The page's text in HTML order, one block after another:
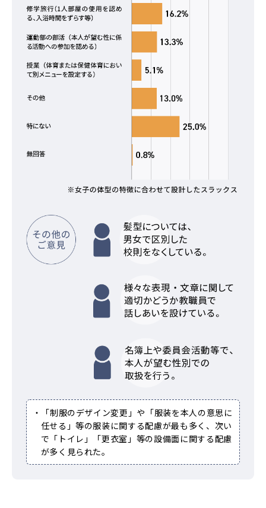
・「制服のデザイン変更」や「服装を本人の意思に
任せる」等の服装に関する配慮が最も多く、次い
で「トイレ」「更衣室」等の設備面に関する配慮
が多く見られた。